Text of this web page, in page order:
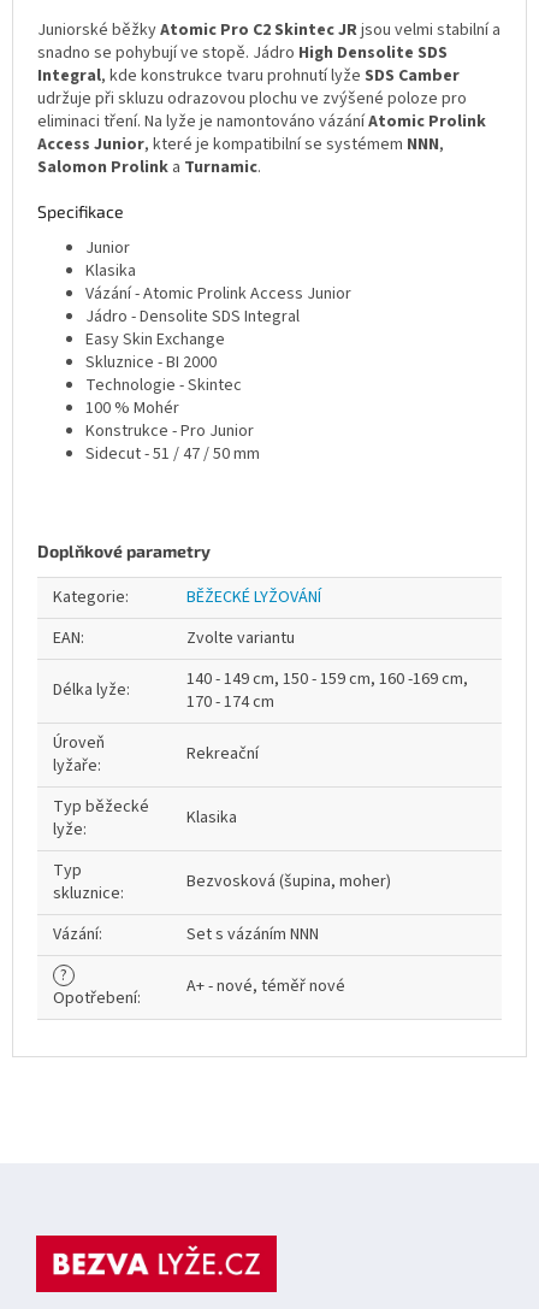
Juniorské běžkyAtomic Pro C2 Skintec JRjsou velmi stabilní a
snadno se pohybují ve stopě. Jádro High Densolite SDS
Integral, kde konstrukce tvaru prohnutí lyže SDS Camber
udržuje při skluzu odrazovou plochu ve zvýšené poloze pro
eliminaci tření. Na lyže je namontováno vázáníAtomic Prolink
Access Junior, které je kompatibilní se systémem NNN,
Salomon Prolink a Turnamic.
Specifikace
Junior
Klasika
Vázání - Atomic Prolink Access Junior
Jádro - Densolite SDS Integral
Easy Skin Exchange
Skluznice - BI 2000
Technologie - Skintec
100 % Mohér
Konstrukce - Pro Junior
Sidecut - 51 / 47 / 50 mm
Doplňkové parametry
Kategorie:
BĚŽECKÉ LYŽOVÁNÍ
EAN: Zvolte variantu
Délka lyže:
140 - 149 cm, 150 - 159 cm, 160 -169 cm,
170 - 174 cm
Úroveň
lyžaře: Rekreační
Typ běžecké
lyže: Klasika
Typ
skluznice: Bezvosková (šupina, moher)
Vázání:
Set s vázáním NNN
?
Opotřebení: A+ - nové, téměř nové